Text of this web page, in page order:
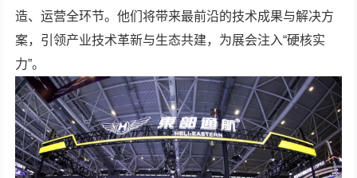
造、运营全环节。他们将带来最前沿的技术成果与解决方
案，引领产业技术革新与生态共建，为展会注入“硬核实
力”。